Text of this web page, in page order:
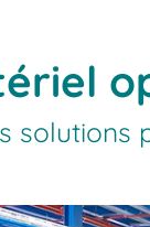
solutions